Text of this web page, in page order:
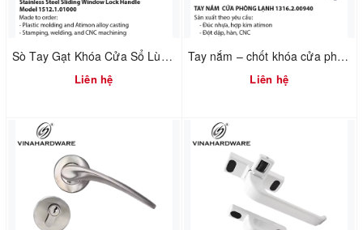
Sò Tay Gạt Khóa Cửa Sổ Lùa Nhôm – Inox Không Rỉ - Mã 1512.1.01000
Liên hệ
Tay nắm – chốt khóa cửa phòng lạnh 1316.2.00940
Liên hệ